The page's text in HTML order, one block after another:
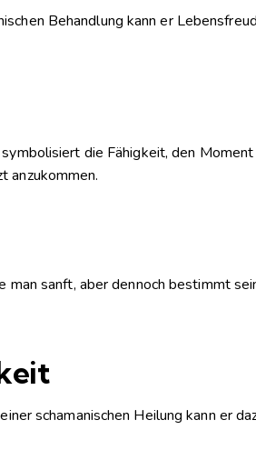
Behandlung kann er
die Fähigkeit, den
anzukommen.
sanft, aber dennoch bestimmt
schamanischen Heilung kann er